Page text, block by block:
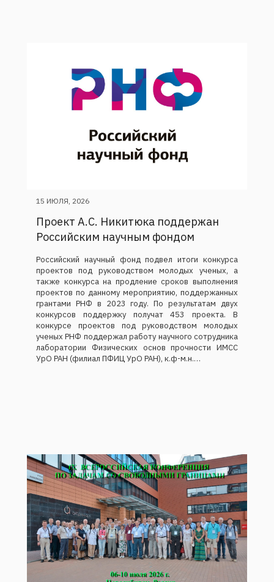
15 ИЮЛЯ, 2026
Проект А.С. Никитюка поддержан
Российским научным фондом
Российский научный фонд подвел итоги конкурса
проектов под руководством молодых ученых, а
также конкурса на продление сроков выполнения
проектов по данному мероприятию, поддержанных
грантами РНФ в 2023 году. По результатам двух
конкурсов поддержку получат 453 проекта. В
конкурсе проектов под руководством молодых
ученых РНФ поддержал работу научного сотрудника
лаборатории Физических основ прочности ИМСС
УрО РАН (филиал ПФИЦ УрО РАН), к.ф-м.н.…